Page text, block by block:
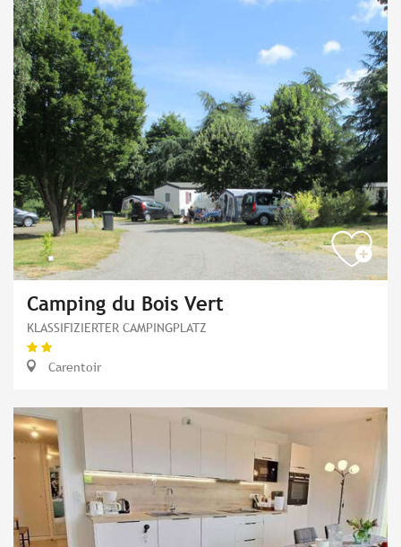
Camping du Bois Vert
KLASSIFIZIERTER CAMPINGPLATZ
Carentoir